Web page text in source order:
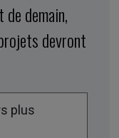
demain,
devront
plus